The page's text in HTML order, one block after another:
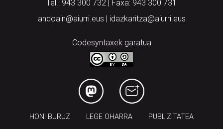
Tel.: 943 300 732 | Faxa: 943 300 731
andoain@aiurri.eus | idazkaritza@aiurri.eus
Codesyntaxek garatua
HONI BURUZ LEGE OHARRA PUBLIZITATEA